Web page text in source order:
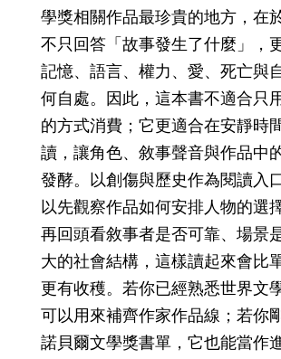
學獎相關作品最珍貴的地方，在
不只回答「故事發生了什麼」，
記憶、語言、權力、愛、死亡與
何自處。因此，這本書不適合只
的方式消費；它更適合在安靜時
讀，讓角色、敘事聲音與作品中
發酵。以創傷與歷史作為閱讀入
以先觀察作品如何安排人物的選
再回頭看敘事者是否可靠、場景
大的社會結構，這樣讀起來會比
更有收穫。若你已經熟悉世界文
可以用來補齊作家作品線；若你
諾貝爾文學獎書單，它也能當作